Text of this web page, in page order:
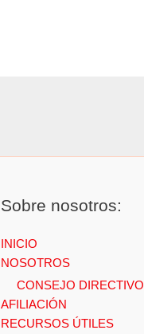
Sobre nosotros:
INICIO
NOSOTROS
CONSEJO DIRECTIVO
AFILIACIÓN
RECURSOS ÚTILES